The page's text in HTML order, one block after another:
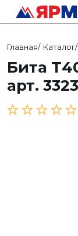
Главная/ Каталог/
Бита
арт.